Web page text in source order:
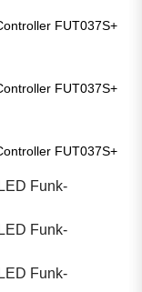
FUT037S+
FUT037S+
FUT037S+